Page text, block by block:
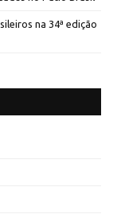
na 34ª edição